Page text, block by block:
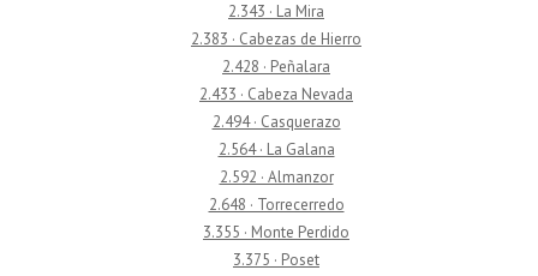
2.343 · La Mira
2.383 · Cabezas de Hierro
2.428 · Peñalara
2.433 · Cabeza Nevada
2.494 · Casquerazo
2.564 · La Galana
2.592 · Almanzor
2.648 · Torrecerredo
3.355 · Monte Perdido
3.375 · Poset